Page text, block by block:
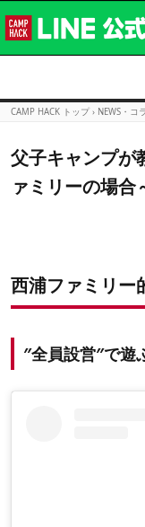
CAMP HACK トップ › NEWS・コ
父子キャンプが
ァミリーの場合
西浦ファミリー
″全員設営″で遊